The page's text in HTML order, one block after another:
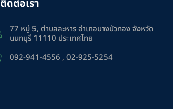
ติดต่อเรา
77 หมู่ 5, ตำบลละหาร อำเภอบางบัวทอง จังหวัด
นนทบุรี 11110 ประเทศไทย
092-941-4556 ,02-925-5254